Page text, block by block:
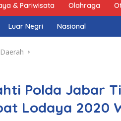
& Pariwisata Olahraga
Luar Negri Nasional
Daerah
Polda Jabar
Lodaya 2020